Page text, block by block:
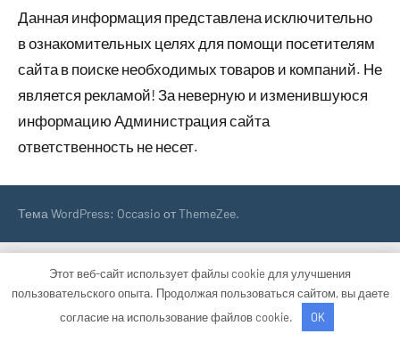
Данная информация представлена исключительно
в ознакомительных целях для помощи посетителям
сайта в поиске необходимых товаров и компаний. Не
является рекламой! За неверную и изменившуюся
информацию Администрация сайта
ответственность не несет.
Тема WordPress: Occasio от ThemeZee.
Этот веб-сайт использует файлы cookie для улучшения
пользовательского опыта. Продолжая пользоваться сайтом, вы даете
согласие на использование файлов cookie.
OK